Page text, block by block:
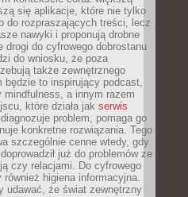
się aplikacje, które nie tylko
do rozpraszających treści, lecz
nawyki i proponują drobne
drogi do cyfrowego dobrostanu
do wniosku, że poza
także zewnętrznego
będzie to inspirujący podcast,
a innym razem
które działa jak serwis
problem, pomaga go
konkretne rozwiązania. Tego
szczególnie cenne wtedy, gdy
już do problemów ze
czy relacjami. Do cyfrowego
również higiena informacyjna.
udawać, że świat zewnętrzny